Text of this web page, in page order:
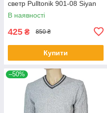
светр Pulltonik 901-08 Siyan
В наявності
425 ₴ 850 ₴
Купити
–50%